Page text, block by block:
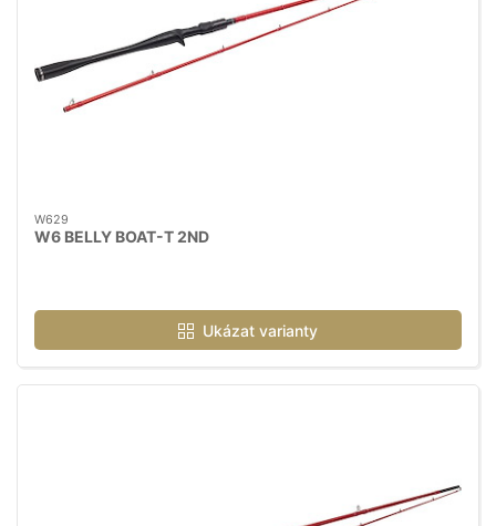
W629
W6 BELLY BOAT-T 2ND
Ukázat varianty